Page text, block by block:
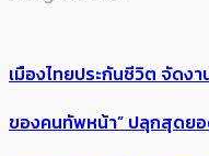
เมืองไทยประกันชีวิต จัดง
ของคนทัพหน้า” ปลุกสุดย